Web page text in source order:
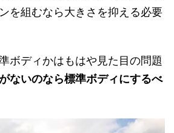
を組むなら大きさを抑える必要
ボディかはもはや見た目の問題
ないのなら標準ボディにするべ